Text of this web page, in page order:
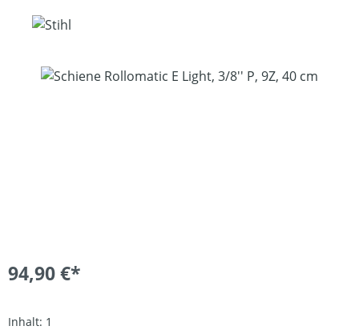
Bildergalerie überspringen
94,90 €*
Inhalt: 1